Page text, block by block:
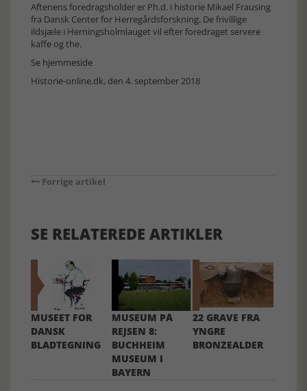
Aftenens foredragsholder er Ph.d. i historie Mikael Frausing
fra Dansk Center for Herregårdsforskning. De frivillige
ildsjæle i Herningsholmlauget vil efter foredraget servere
kaffe og the.
Se hjemmeside
Historie-online.dk, den 4. september 2018
Forrige artikel
SE RELATEREDE ARTIKLER
MUSEET FOR
DANSK
BLADTEGNING
MUSEUM PÅ
REJSEN 8:
BUCHHEIM
MUSEUM I
BAYERN
22 GRAVE FRA
YNGRE
BRONZEALDER